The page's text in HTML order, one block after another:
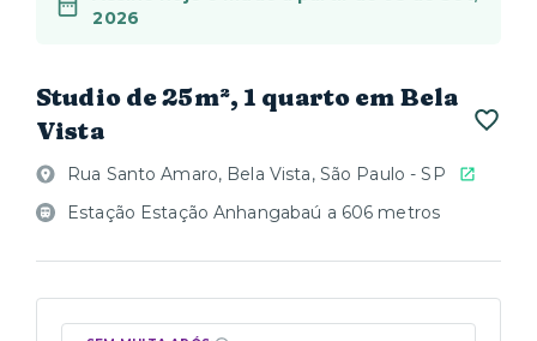
2026
Studio de 25m², 1 quarto em Bela
Vista
Rua Santo Amaro, Bela Vista, São Paulo - SP
Estação Estação Anhangabaú a 606 metros